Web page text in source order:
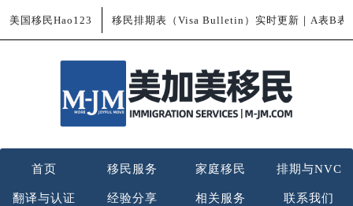
美国移民Hao123 移民排期表（Visa Bulletin）实时更新｜A表B表
首页 移民服务 家庭移民 排期与NVC
翻译与认证 经验分享 相关服务 联系我们